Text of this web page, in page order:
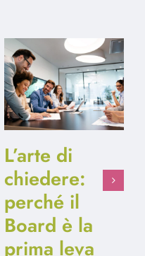
L’arte di
chiedere:
perché il
Board è la
prima leva